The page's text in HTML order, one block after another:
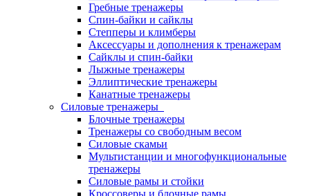
Гребные тренажеры
Спин-байки и сайклы
Степперы и климберы
Аксессуары и дополнения к тренажерам
Сайклы и спин-байки
Лыжные тренажеры
Эллиптические тренажеры
Канатные тренажеры
Силовые тренажеры
Блочные тренажеры
Тренажеры со свободным весом
Силовые скамьи
Мультистанции и многофункциональные
тренажеры
Силовые рамы и стойки
Кроссоверы и блочные рамы